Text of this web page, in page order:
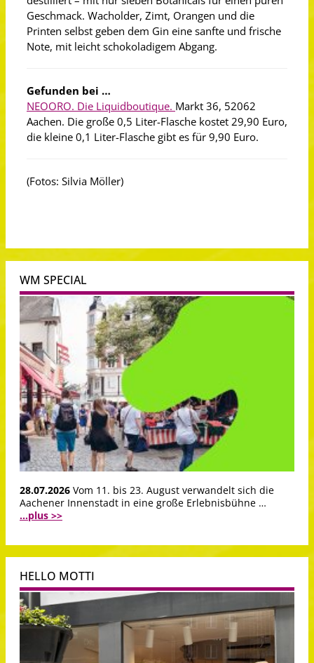
Geschmack. Wacholder, Zimt, Orangen und die
Printen selbst geben dem Gin eine sanfte und frische
Note, mit leicht schokoladigem Abgang.
Gefunden bei …
NEOORO. Die Liquidboutique. Markt 36, 52062
Aachen. Die große 0,5 Liter-Flasche kostet 29,90 Euro,
die kleine 0,1 Liter-Flasche gibt es für 9,90 Euro.
(Fotos: Silvia Möller)
WM SPECIAL
28.07.2026 Vom 11. bis 23. August verwandelt sich die
Aachener Innenstadt in eine große Erlebnisbühne …
...plus >>
HELLO MOTTI